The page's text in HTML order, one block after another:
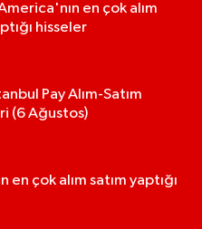
en çok alım
hisseler
Pay Alım-Satım
(6 Ağustos)
en çok alım satım yaptığı